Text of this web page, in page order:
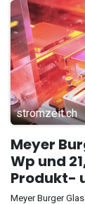
stromzeit.ch
Meyer
Wp und
Produkt-
Meyer Burger